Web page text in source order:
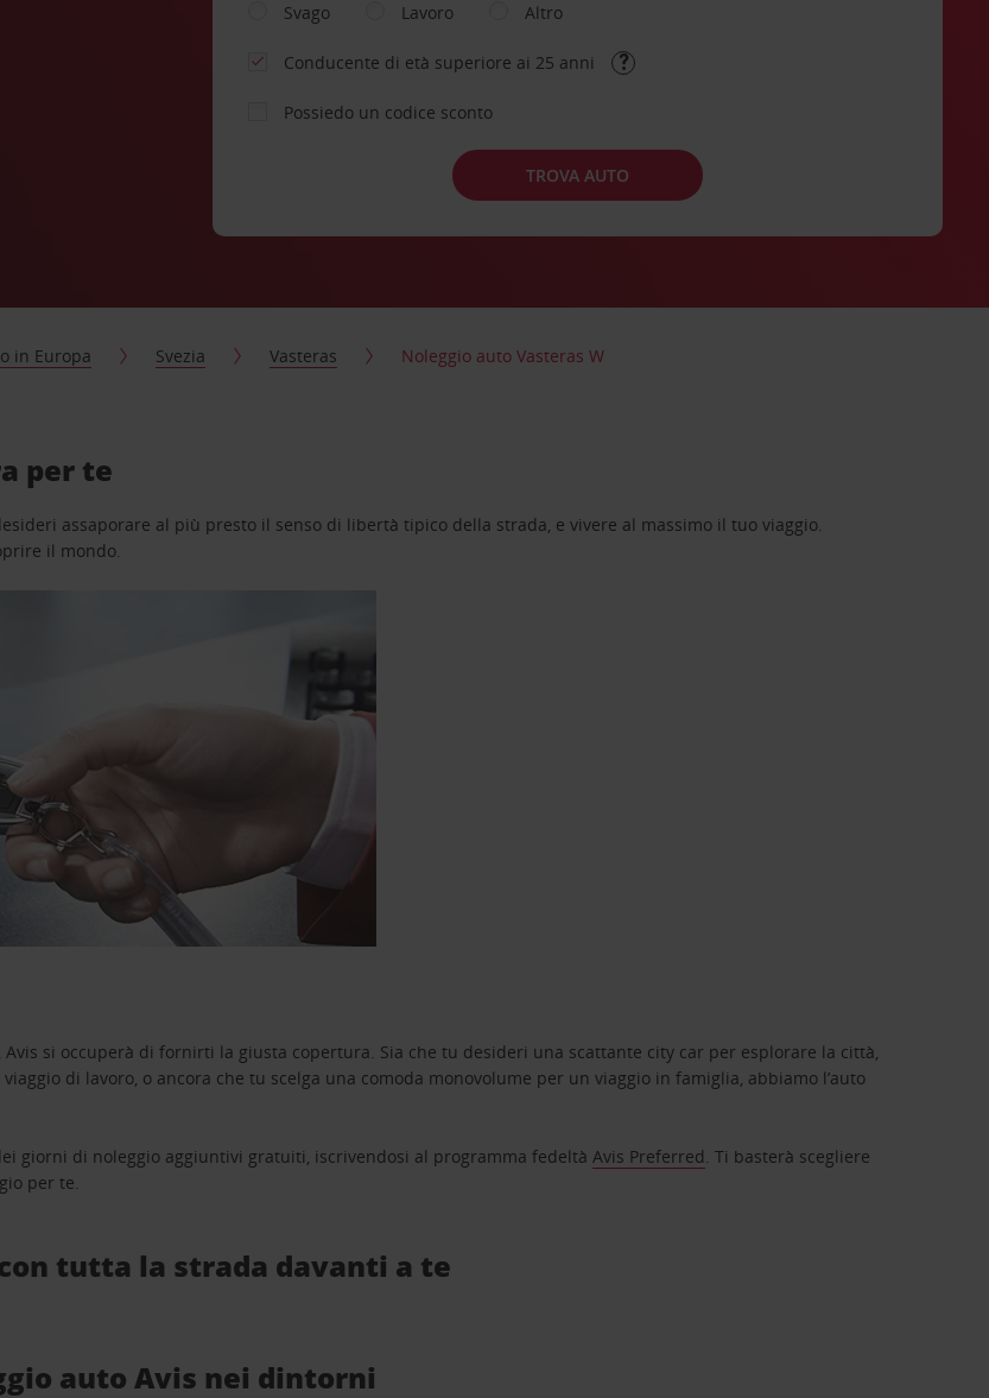
Svago
Lavoro Altro
Conducente di età superiore ai 25 anni
Possiedo un codice sconto
TROVA AUTO
in Europa Svezia Vasteras Noleggio auto Vasteras W
per te
assaporare al più presto il senso di libertà tipico della strada, e vivere al massimo il tuo viaggio.
il mondo.
si occuperà di fornirti la giusta copertura. Sia che tu desideri una scattante city car per esplorare la città,
di lavoro, o ancora che tu scelga una comoda monovolume per un viaggio in famiglia, abbiamo l’auto
giorni di noleggio aggiuntivi gratuiti, iscrivendosi al programma fedeltàAvis Preferred. Ti basterà scegliere
per te.
tutta la strada davanti a te
auto Avis nei dintorni